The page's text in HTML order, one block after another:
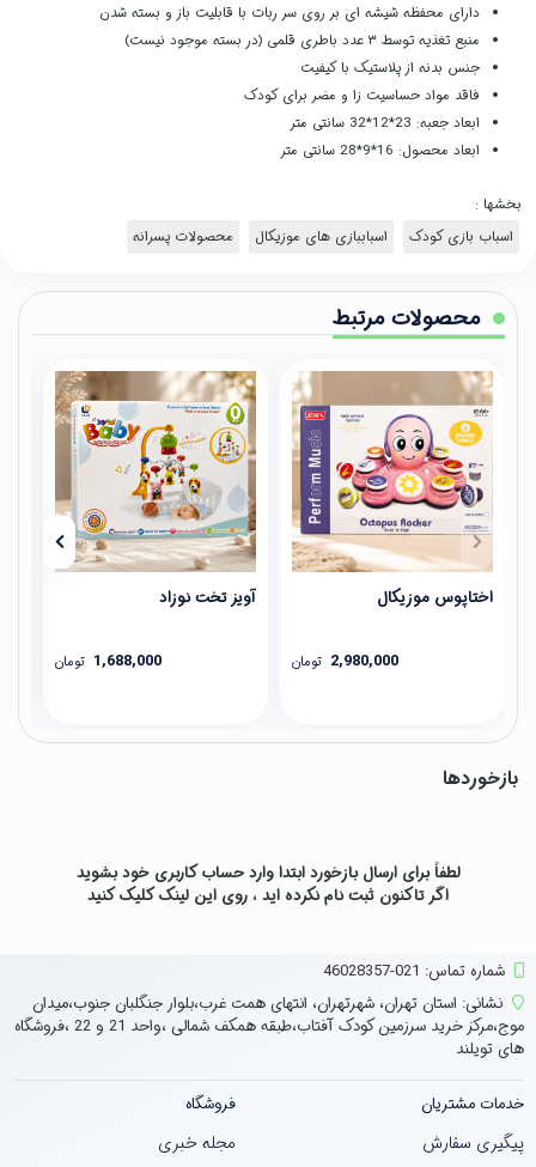
دارای محفظه شیشه ای بر روی سر ربات با قابلیت باز و بسته شدن
منبع تغذیه توسط ۳ عدد باطری قلمی (در بسته موجود نیست)
جنس بدنه از پلاستیک با کیفیت
فاقد مواد حساسیت زا و مضر برای کودک
ابعاد جعبه: 23*12*32 سانتی متر
ابعاد محصول: 16*9*28 سانتی متر
بخشها :
اسباب بازی کودک
اسباببازی های موزیکال محصولات پسرانه
محصولات مرتبط
اختاپوس موزیکال
2,980,000 تومان
آویز تخت نوزاد
1,688,000 تومان
بازخوردها
لطفاً برای ارسال بازخورد ابتدا وارد حساب کاربری خود بشوید
اگر تاکنون ثبت نام نکرده اید ، روی این لینککلیک کنید
شماره تماس‌: 021-46028357
نشانی: استان تهران، شهرتهران، انتهای همت غرب،بلوار جنگلبان جنوب،میدان
موج،مرکز خرید سرزمین کودک آفتاب،طبقه همکف شمالی ،واحد 21 و 22 ،فروشگاه
های تویلند
خدمات مشتریان
پیگیری سفارش
فروشگاه
مجله خبری